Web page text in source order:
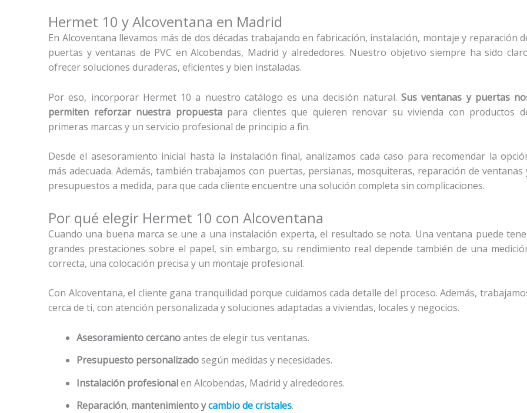
Hermet 10 y Alcoventana en Madrid
En Alcoventana llevamos más de dos décadas trabajando en fabricación, instalación, montaje y reparación
puertas y ventanas de PVC en Alcobendas, Madrid y alrededores. Nuestro objetivo siempre ha sido
ofrecer soluciones duraderas, eficientes y bien instaladas.
Por eso, incorporar Hermet 10 a nuestro catálogo es una decisión natural. Sus ventanas y puertas
permiten reforzar nuestra propuestapara clientes que quieren renovar su vivienda con productos
primeras marcas y un servicio profesional de principio a fin.
Desde el asesoramiento inicial hasta la instalación final, analizamos cada caso para recomendar la
más adecuada. Además, también trabajamos con puertas, persianas, mosquiteras, reparación de ventanas
presupuestos a medida, para que cada cliente encuentre una solución completa sin complicaciones.
Por qué elegir Hermet 10 con Alcoventana
Cuando una buena marca se une a una instalación experta, el resultado se nota. Una ventana puede
grandes prestaciones sobre el papel, sin embargo, su rendimiento real depende también de una
correcta, una colocación precisa y un montaje profesional.
Con Alcoventana, el cliente gana tranquilidad porque cuidamos cada detalle del proceso. Además,
cerca de ti, con atención personalizada y soluciones adaptadas a viviendas, locales y negocios.
Asesoramiento cercanoantes de elegir tus ventanas.
Presupuesto personalizadosegún medidas y necesidades.
Instalación profesionalen Alcobendas, Madrid y alrededores.
Reparación, mantenimiento ycambio de cristales.